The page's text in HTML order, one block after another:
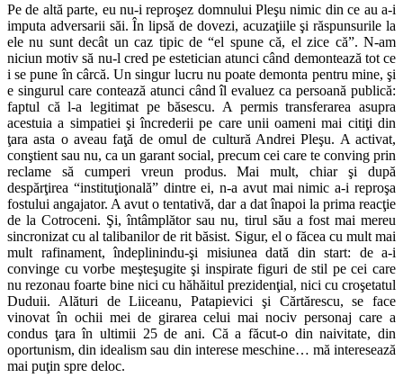
Pe de altă parte, eu nu-i reproşez domnului Pleşu nimic din ce au a-i
imputa adversarii săi. În lipsă de dovezi, acuzaţiile şi răspunsurile la
ele nu sunt decât un caz tipic de “el spune că, el zice că”. N-am
niciun motiv să nu-l cred pe estetician atunci când demontează tot ce
i se pune în cârcă. Un singur lucru nu poate demonta pentru mine, şi
e singurul care contează atunci când îl evaluez ca persoană publică:
faptul că l-a legitimat pe băsescu. A permis transferarea asupra
acestuia a simpatiei şi încrederii pe care unii oameni mai citiţi din
ţara asta o aveau faţă de omul de cultură Andrei Pleşu. A activat,
conştient sau nu, ca un garant social, precum cei care te conving prin
reclame să cumperi vreun produs. Mai mult, chiar şi după
despărţirea “instituţională” dintre ei, n-a avut mai nimic a-i reproşa
fostului angajator. A avut o tentativă, dar a dat înapoi la prima reacţie
de la Cotroceni. Şi, întâmplător sau nu, tirul său a fost mai mereu
sincronizat cu al talibanilor de rit băsist. Sigur, el o făcea cu mult mai
mult rafinament, îndeplinindu-şi misiunea dată din start: de a-i
convinge cu vorbe meşteşugite şi inspirate figuri de stil pe cei care
nu rezonau foarte bine nici cu hăhăitul prezidenţial, nici cu croşetatul
Duduii. Alături de Liiceanu, Patapievici şi Cărtărescu, se face
vinovat în ochii mei de girarea celui mai nociv personaj care a
condus ţara în ultimii 25 de ani. Că a făcut-o din naivitate, din
oportunism, din idealism sau din interese meschine… mă interesează
mai puţin spre deloc.